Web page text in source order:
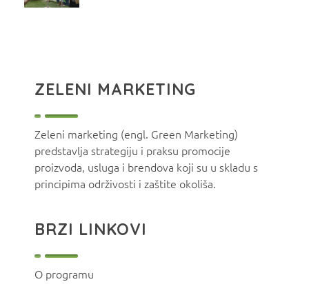
ZELENI MARKETING
Zeleni marketing (engl. Green Marketing)
predstavlja strategiju i praksu promocije
proizvoda, usluga i brendova koji su u skladu s
principima održivosti i zaštite okoliša.
BRZI LINKOVI
O programu